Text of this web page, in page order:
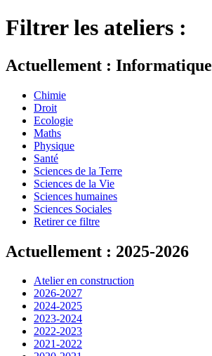
Filtrer les ateliers :
Actuellement : Informatique
Chimie
Droit
Ecologie
Maths
Physique
Santé
Sciences de la Terre
Sciences de la Vie
Sciences humaines
Sciences Sociales
Retirer ce filtre
Actuellement : 2025-2026
Atelier en construction
2026-2027
2024-2025
2023-2024
2022-2023
2021-2022